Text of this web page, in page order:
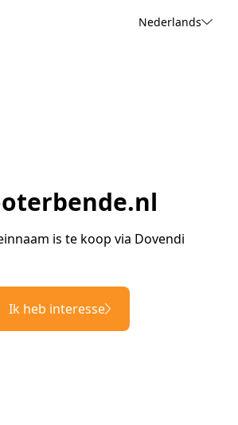
Nederlands
is te koop via Dovendi
Ik heb interesse